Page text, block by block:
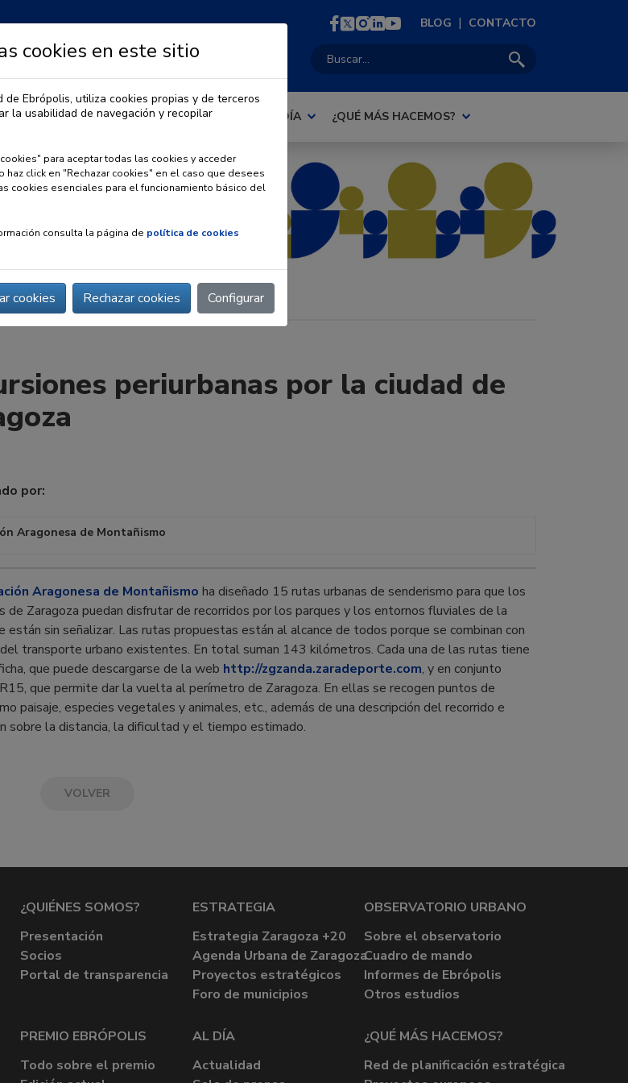
BLOG | CONTACTO
URBANO PREMIO EBRÓPOLIS AL DÍA ¿QUÉ MÁS HACEMOS?
periurbanas por la ciudad de
por:
Aragonesa de Montañismo
Aragonesa de Montañismo ha diseñado 15 rutas urbanas de senderismo para que los
de Zaragoza puedan disfrutar de recorridos por los parques y los entornos fluviales de la
están sin señalizar. Las rutas propuestas están al alcance de todos porque se combinan con
transporte urbano existentes. En total suman 143 kilómetros. Cada una de las rutas tiene
que puede descargarse de la web http://zgzanda.zaradeporte.com, y en conjunto
que permite dar la vuelta al perímetro de Zaragoza. En ellas se recogen puntos de
paisaje, especies vegetales y animales, etc., además de una descripción del recorrido e
sobre la distancia, la dificultad y el tiempo estimado.
VOLVER
¿QUIÉNES SOMOS?
Presentación
Socios
Portal de transparencia
ESTRATEGIA
Estrategia Zaragoza +20
Agenda Urbana de Zaragoza
Proyectos estratégicos
Foro de municipios
OBSERVATORIO URBANO
Sobre el observatorio
Cuadro de mando
Informes de Ebrópolis
Otros estudios
PREMIO EBRÓPOLIS
Todo sobre el premio
AL DÍA
Actualidad
¿QUÉ MÁS HACEMOS?
Red de planificación estratégica
cookies en este sitio
de Ebrópolis, utiliza cookies propias y de terceros
la usabilidad de navegación y recopilar
para aceptar todas las cookies y acceder
haz click en "Rechazar cookies" en el caso que desees
cookies esenciales para el funcionamiento básico del
consulta la página de política de cookies
Aceptar cookies Rechazar cookies Configurar